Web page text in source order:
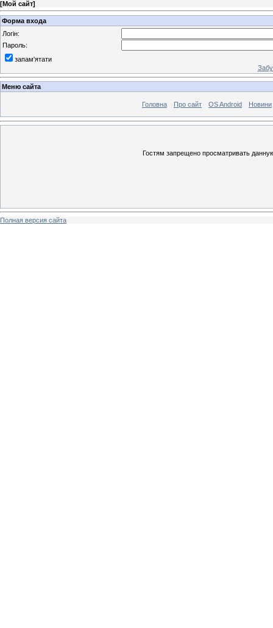
[Мой сайт]
Форма входа
Логін:
Пароль:
запам'ятати
Меню сайта
Головна Про сайт OS Android Новини
Гостям запрещено просматривать
Полная версия сайта